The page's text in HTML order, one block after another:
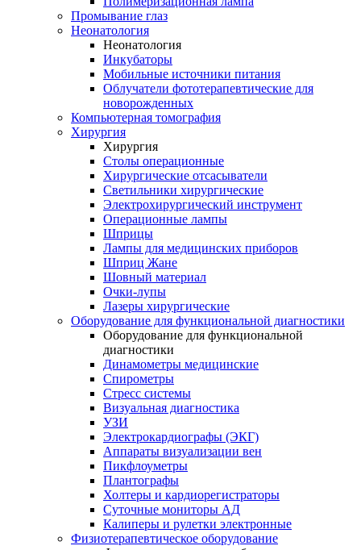
Промывание глаз
Неонатология
Неонатология
Инкубаторы
Мобильные источники питания
Облучатели фототерапевтические для
новорожденных
Компьютерная томография
Хирургия
Хирургия
Столы операционные
Хирургические отсасыватели
Светильники хирургические
Электрохирургический инструмент
Операционные лампы
Шприцы
Лампы для медицинских приборов
Шприц Жане
Шовный материал
Очки-лупы
Лазеры хирургические
Оборудование для функциональной диагностики
Оборудование для функциональной
диагностики
Динамометры медицинские
Спирометры
Стресс системы
Визуальная диагностика
УЗИ
Электрокардиографы (ЭКГ)
Аппараты визуализации вен
Пикфлоуметры
Плантографы
Холтеры и кардиорегистраторы
Суточные мониторы АД
Калиперы и рулетки электронные
Физиотерапевтическое оборудование